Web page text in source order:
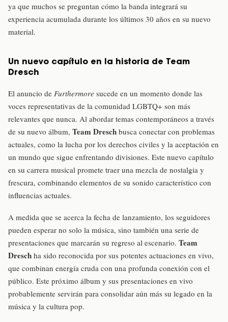
ya que muchos se preguntan cómo la banda integrará su
experiencia acumulada durante los últimos 30 años en su nuevo
material.
Un nuevo capítulo en la historia de Team
Dresch
El anuncio de Furthermore sucede en un momento donde las
voces representativas de la comunidad LGBTQ+ son más
relevantes que nunca. Al abordar temas contemporáneos a través
de su nuevo álbum, Team Dresch busca conectar con problemas
actuales, como la lucha por los derechos civiles y la aceptación en
un mundo que sigue enfrentando divisiones. Este nuevo capítulo
en su carrera musical promete traer una mezcla de nostalgia y
frescura, combinando elementos de su sonido característico con
influencias actuales.
A medida que se acerca la fecha de lanzamiento, los seguidores
pueden esperar no solo la música, sino también una serie de
presentaciones que marcarán su regreso al escenario. Team
Dresch ha sido reconocida por sus potentes actuaciones en vivo,
que combinan energía cruda con una profunda conexión con el
público. Este próximo álbum y sus presentaciones en vivo
probablemente servirán para consolidar aún más su legado en la
música y la cultura pop.